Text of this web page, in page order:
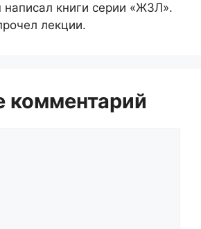
написал книги серии «ЖЗЛ».
лекции.
комментарий